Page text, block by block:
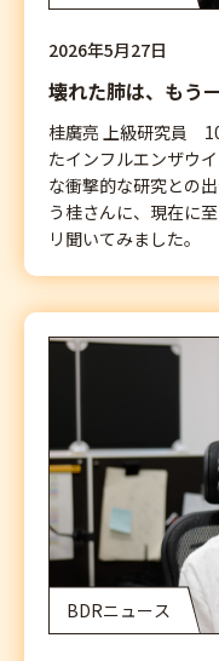
2026年5月27日
壊れた肺は、もう
桂廣亮 上級研究員
たインフルエンザウイ
な衝撃的な研究との
う桂さんに、現在に
リ聞いてみました。
BDRニュース